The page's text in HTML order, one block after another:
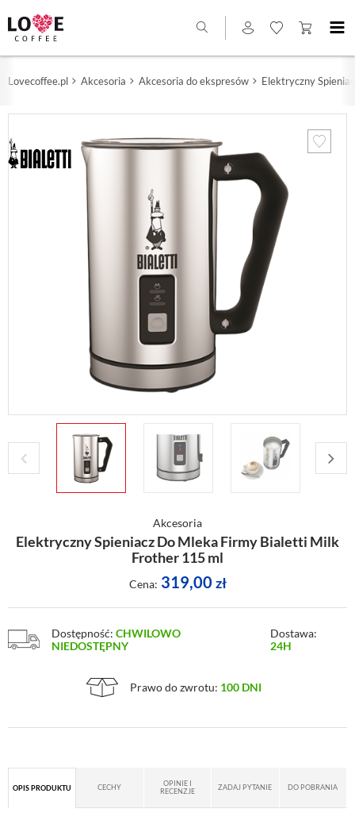
Lovecoffee.pl Akcesoria Akcesoria do ekspresów Elektryczny
Akcesoria
Elektryczny Spieniacz Do Mleka Firmy Bialetti Milk
Frother 115 ml
Cena: 319,00 zł
Dostępność: CHWILOWO
NIEDOSTĘPNY
Dostawa:
24H
Prawo do zwrotu: 100 DNI
OPIS PRODUKTU CECHY
OPINIE I
RECENZJE
ZADAJ PYTANIE DO POBRANIA